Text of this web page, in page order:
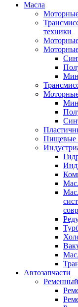
Масла
Моторные
техники
Моторные
Моторные
Пищевые
Автозапчасти